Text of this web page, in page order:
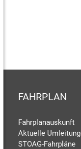
FAHRPLAN
Fahrplanauskunft
Aktuelle
STOAG-Fahrpläne